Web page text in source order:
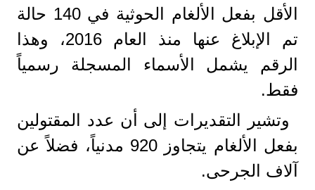
الأقل بفعل الألغام الحوثية في 140 حالة
تم الإبلاغ عنها منذ العام 2016، وهذا
الرقم يشمل الأسماء المسجلة رسمياً
فقط.
وتشير التقديرات إلى أن عدد المقتولين
بفعل الألغام يتجاوز 920 مدنياً، فضلاً عن
آلاف الجرحى.